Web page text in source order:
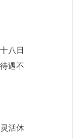
八日
遇不
活休